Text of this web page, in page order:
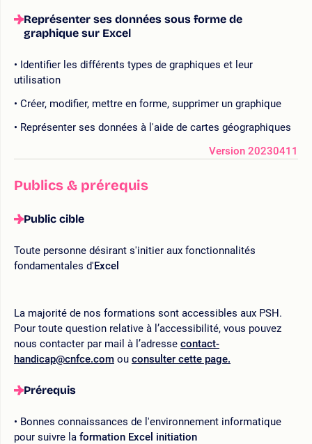
Représenter ses données sous forme de
graphique sur Excel
Identifier les différents types de graphiques et leur
utilisation
Créer, modifier, mettre en forme, supprimer un graphique
Représenter ses données à l'aide de cartes géographiques
Version 20230411
Publics & prérequis
Public cible
Toute personne désirant s'initier aux fonctionnalités
fondamentales d'Excel
La majorité de nos formations sont accessibles aux PSH.
Pour toute question relative à l’accessibilité, vous pouvez
nous contacter par mail à l’adresse contact-
handicap@cnfce.com ou consulter cette page.
Prérequis
Bonnes connaissances de l'environnement informatique
pour suivre la formation Excel initiation